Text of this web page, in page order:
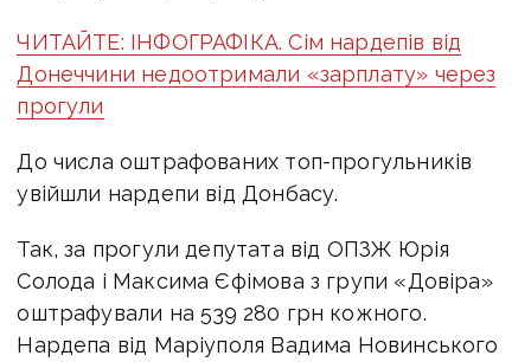
ЧИТАЙТЕ: ІНФОГРАФІКА. Сім нардепів від
Донеччини недоотримали «зарплату» через
прогули
До числа оштрафованих топ-прогульників
увійшли нардепи від Донбасу.
Так, за прогули депутата від ОПЗЖ Юрія
Солода і Максима Єфімова з групи «Довіра»
оштрафували на 539 280 грн кожного.
Нардепа від Маріуполя Вадима Новинського